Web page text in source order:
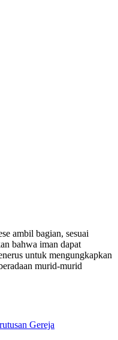
ambil bagian, sesuai
bahwa iman dapat
untuk mengungkapkan
murid-murid
Gereja